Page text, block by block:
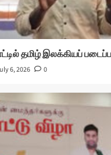
தமிழ் இலக்கியப்
6, 2026 0